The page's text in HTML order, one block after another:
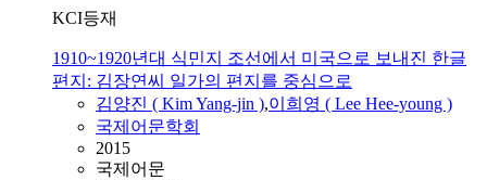
KCI등재
1910~1920년대 식민지 조선에서 미국으로 보내진 한글
편지: 김장연씨 일가의 편지를 중심으로
김양진 ( KimYang-jin ),이희영 ( Lee Hee-young )
국제어문학회
2015
국제어문